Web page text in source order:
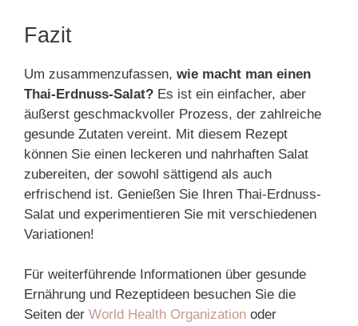
Fazit
Um zusammenzufassen, wie macht man einen
Thai-Erdnuss-Salat? Es ist ein einfacher, aber
äußerst geschmackvoller Prozess, der zahlreiche
gesunde Zutaten vereint. Mit diesem Rezept
können Sie einen leckeren und nahrhaften Salat
zubereiten, der sowohl sättigend als auch
erfrischend ist. Genießen Sie Ihren Thai-Erdnuss-
Salat und experimentieren Sie mit verschiedenen
Variationen!
Für weiterführende Informationen über gesunde
Ernährung und Rezeptideen besuchen Sie die
Seiten der World Health Organization oder